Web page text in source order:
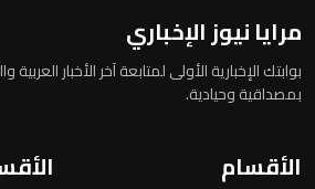
مرايا نيوز الإخباري
بوابتك الإخبارية الأولى لمتابعة آخر الأخبار
بمصداقية وحيادية.
الأقسام